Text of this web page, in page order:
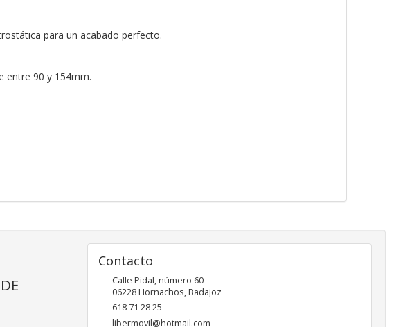
para un acabado perfecto.
entre 90 y 154mm.
Contacto
Calle Pidal, número 60
06228Hornachos,Badajoz
618 71 28 25
libermovil@hotmail.com